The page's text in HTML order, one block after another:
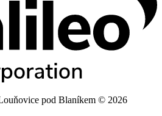
pod Blaníkem © 2026